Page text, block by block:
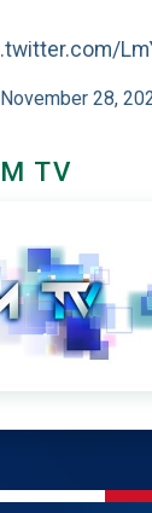
November 28,
TV